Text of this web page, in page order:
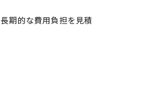
期的な費用負担を見積